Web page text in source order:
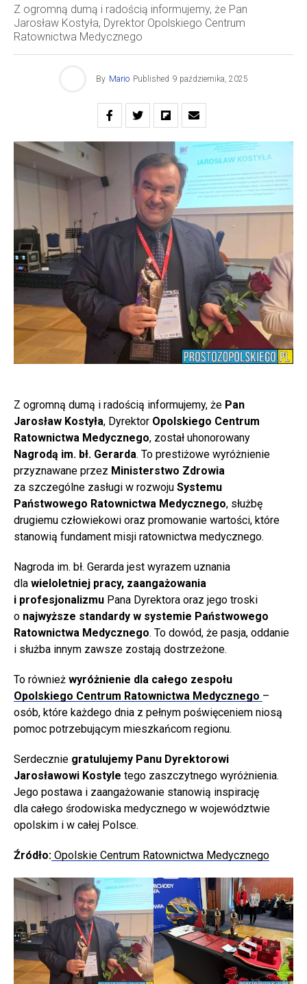
Z ogromną dumą i radością informujemy, że Pan
Jarosław Kostyła, Dyrektor Opolskiego Centrum
Ratownictwa Medycznego
By Mario Published 9 października, 2025
Z ogromną dumą i radością informujemy, że Pan
Jarosław Kostyła, Dyrektor Opolskiego Centrum
Ratownictwa Medycznego, został uhonorowany
Nagrodą im. bł. Gerarda. To prestiżowe wyróżnienie
przyznawane przez Ministerstwo Zdrowia
za szczególne zasługi w rozwoju Systemu
Państwowego Ratownictwa Medycznego, służbę
drugiemu człowiekowi oraz promowanie wartości, które
stanowią fundament misji ratownictwa medycznego.
Nagroda im. bł. Gerarda jest wyrazem uznania
dla wieloletniej pracy, zaangażowania
i profesjonalizmu Pana Dyrektora oraz jego troski
o najwyższe standardy w systemie Państwowego
Ratownictwa Medycznego. To dowód, że pasja, oddanie
i służba innym zawsze zostają dostrzeżone.
To również wyróżnienie dla całego zespołu
Opolskiego Centrum Ratownictwa Medycznego –
osób, które każdego dnia z pełnym poświęceniem niosą
pomoc potrzebującym mieszkańcom regionu.
Serdecznie gratulujemy Panu Dyrektorowi
Jarosławowi Kostyle tego zaszczytnego wyróżnienia.
Jego postawa i zaangażowanie stanowią inspirację
dla całego środowiska medycznego w województwie
opolskim i w całej Polsce.
Źródło: Opolskie Centrum Ratownictwa Medycznego